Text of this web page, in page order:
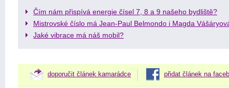
Čím nám přispívá energie čísel 7, 8 a 9 našeho bydliště?
Mistrovské číslo má Jean-Paul Belmondo i Magda
Jaké vibrace má náš mobil?
doporučit článek kamarádce přidat článek na